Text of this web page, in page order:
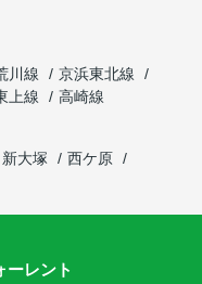
川線
京浜東北線
上線
高崎線
新大塚
西ケ原
ーレント